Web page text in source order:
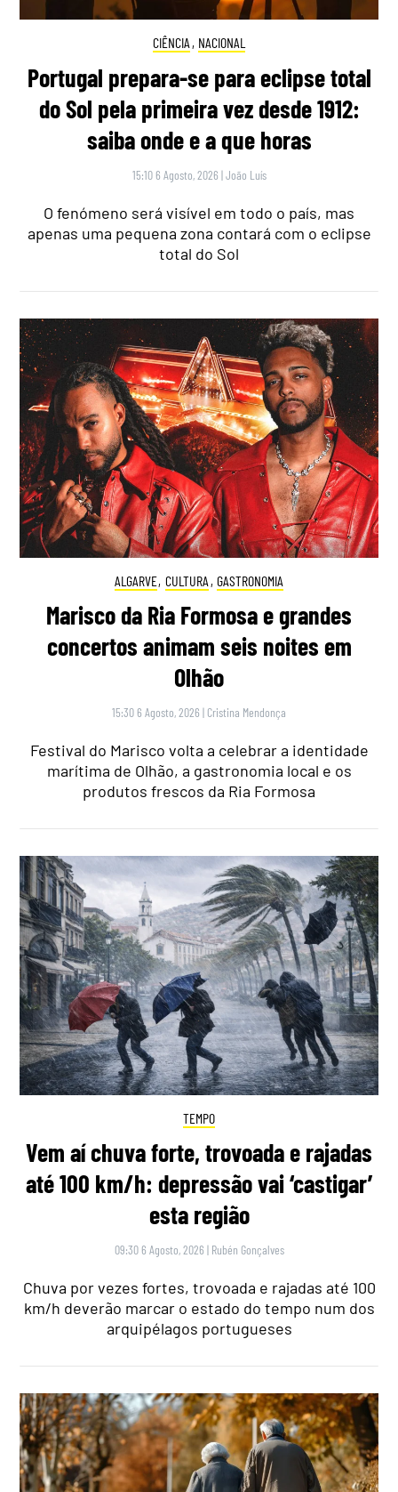
CIÊNCIA , NACIONAL
Portugal prepara-se para eclipse total
do Sol pela primeira vez desde 1912:
saiba onde e a que horas
15:10 6 Agosto, 2026 |João Luís
O fenómeno será visível em todo o país, mas
apenas uma pequena zona contará com o eclipse
total do Sol
ALGARVE, CULTURA , GASTRONOMIA
Marisco da Ria Formosa e grandes
concertos animam seis noites em
Olhão
15:30 6 Agosto, 2026 | Cristina Mendonça
Festival do Marisco volta a celebrar a identidade
marítima de Olhão, a gastronomia local e os
produtos frescos da Ria Formosa
TEMPO
Vem aí chuva forte, trovoada e rajadas
até 100 km/h: depressão vai ‘castigar’
esta região
09:30 6 Agosto, 2026 | Rubén Gonçalves
Chuva por vezes fortes, trovoada e rajadas até 100
km/h deverão marcar o estado do tempo num dos
arquipélagos portugueses